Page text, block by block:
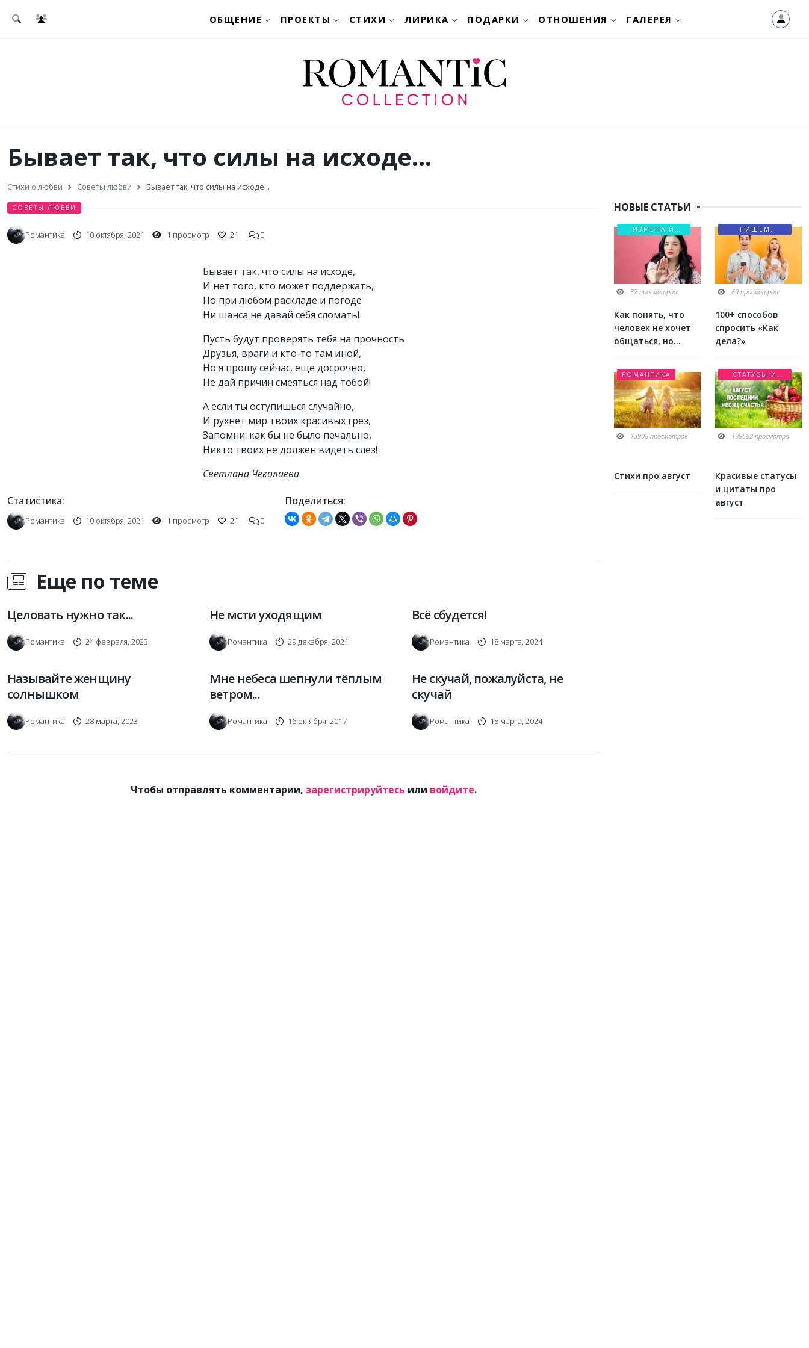
ОБЩЕНИЕ ПРОЕКТЫ СТИХИ ЛИРИКА ПОДАРКИ ОТНОШЕНИЯ ГАЛЕРЕЯ
Бывает так, что силы на исходе...
Стихи о любви Советы любви Бывает так, что силы на исходе...
СОВЕТЫ ЛЮБВИ
Романтика 10 октября, 2021 1 просмотр 21 0
Бывает так, что силы на исходе,
И нет того, кто может поддержать,
Но при любом раскладе и погоде
Ни шанса не давай себя сломать!
Пусть будут проверять тебя на прочность
Друзья, враги и кто-то там иной,
Но я прошу сейчас, еще досрочно,
Не дай причин смеяться над тобой!
А если ты оступишься случайно,
И рухнет мир твоих красивых грез,
Запомни: как бы не было печально,
Никто твоих не должен видеть слез!
Светлана Чеколаева
Статистика:
Романтика 10 октября, 2021 1 просмотр 21 0
Поделиться:
Еще по теме
Целовать нужно так...
Романтика 24 февраля, 2023
Не мсти уходящим
Романтика 29 декабря, 2021
Всё сбудется!
Романтика 18 марта, 2024
Называйте женщину
солнышком
Романтика 28 марта, 2023
Мне небеса шепнули тёплым
ветром...
Романтика 16 октября, 2017
Не скучай, пожалуйста, не
скучай
Романтика 18 марта, 2024
Чтобы отправлять комментарии, зарегистрируйтесь или войдите.
НОВЫЕ СТАТЬИ
ИЗМЕНА И
БОЛЬ
37 просмотров
Как понять, что
человек не хочет
общаться, но
признаться?
ПИШЕМ
ПИСЬМА
69 просмотров
100+ способов
спросить «Как
дела?»
РОМАНТИКА
13908 просмотров
Стихи про август
СТАТУСЫ И
ЦИТАТЫ
199582 просмотра
Красивые статусы
и цитаты про
август